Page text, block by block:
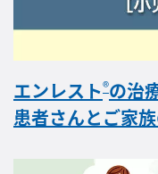
エンレスト®の治
患者さんとご家